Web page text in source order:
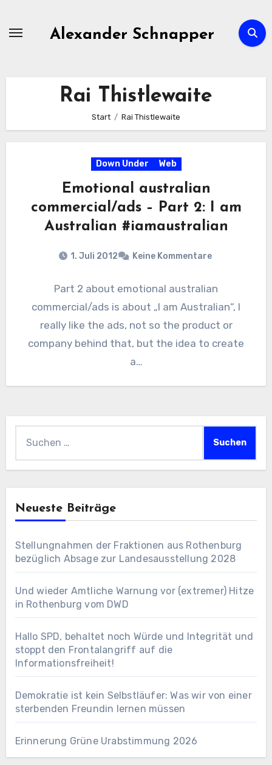
Alexander Schnapper
Rai Thistlewaite
Start Rai Thistlewaite
Down Under Web
Emotional australian
commercial/ads – Part 2: I am
Australian #iamaustralian
1. Juli 2012 Keine Kommentare
Part 2 about emotional australian
commercial/ads is about „I am Australian“, I
really like the ads, not so the product or
company behind that, but the idea to create
a…
Neueste Beiträge
Stellungnahmen der Fraktionen aus Rothenburg
bezüglich Absage zur Landesausstellung 2028
Und wieder Amtliche Warnung vor (extremer) Hitze
in Rothenburg vom DWD
Hallo SPD, behaltet noch Würde und Integrität und
stoppt den Frontalangriff auf die
Informationsfreiheit!
Demokratie ist kein Selbstläufer: Was wir von einer
sterbenden Freundin lernen müssen
Erinnerung Grüne Urabstimmung 2026